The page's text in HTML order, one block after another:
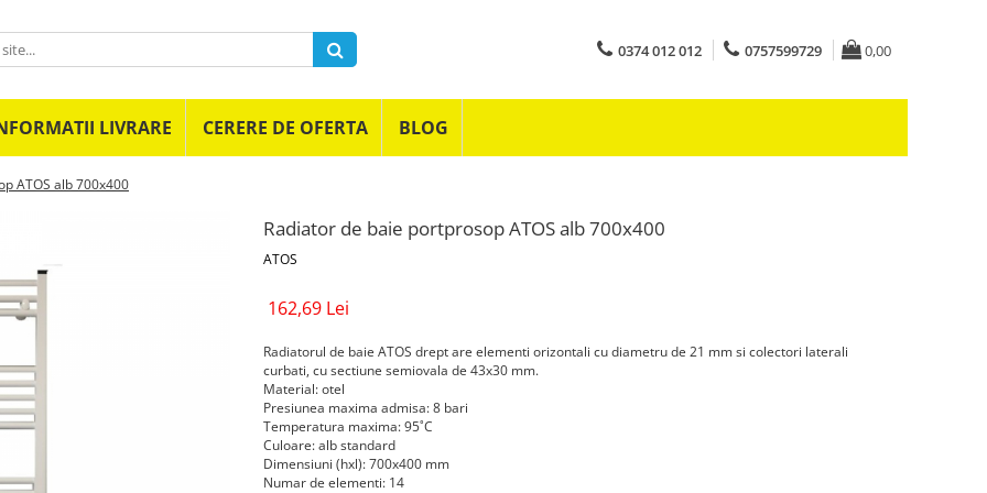
0374 012 012 0757599729 0,00
LIVRARE CERERE DE OFERTA BLOG
ATOS alb 700x400
Radiator de baie portprosop ATOS alb 700x400
ATOS
162,69 Lei
Radiatorul de baie ATOS drept are elementi orizontali cu diametru de 21 mm si colectori laterali
curbati, cu sectiune semiovala de 43x30 mm.
Material: otel
Presiunea maxima admisa: 8 bari
Temperatura maxima: 95˚C
Culoare: alb standard
Dimensiuni (hxl): 700x400 mm
Numar de elementi: 14